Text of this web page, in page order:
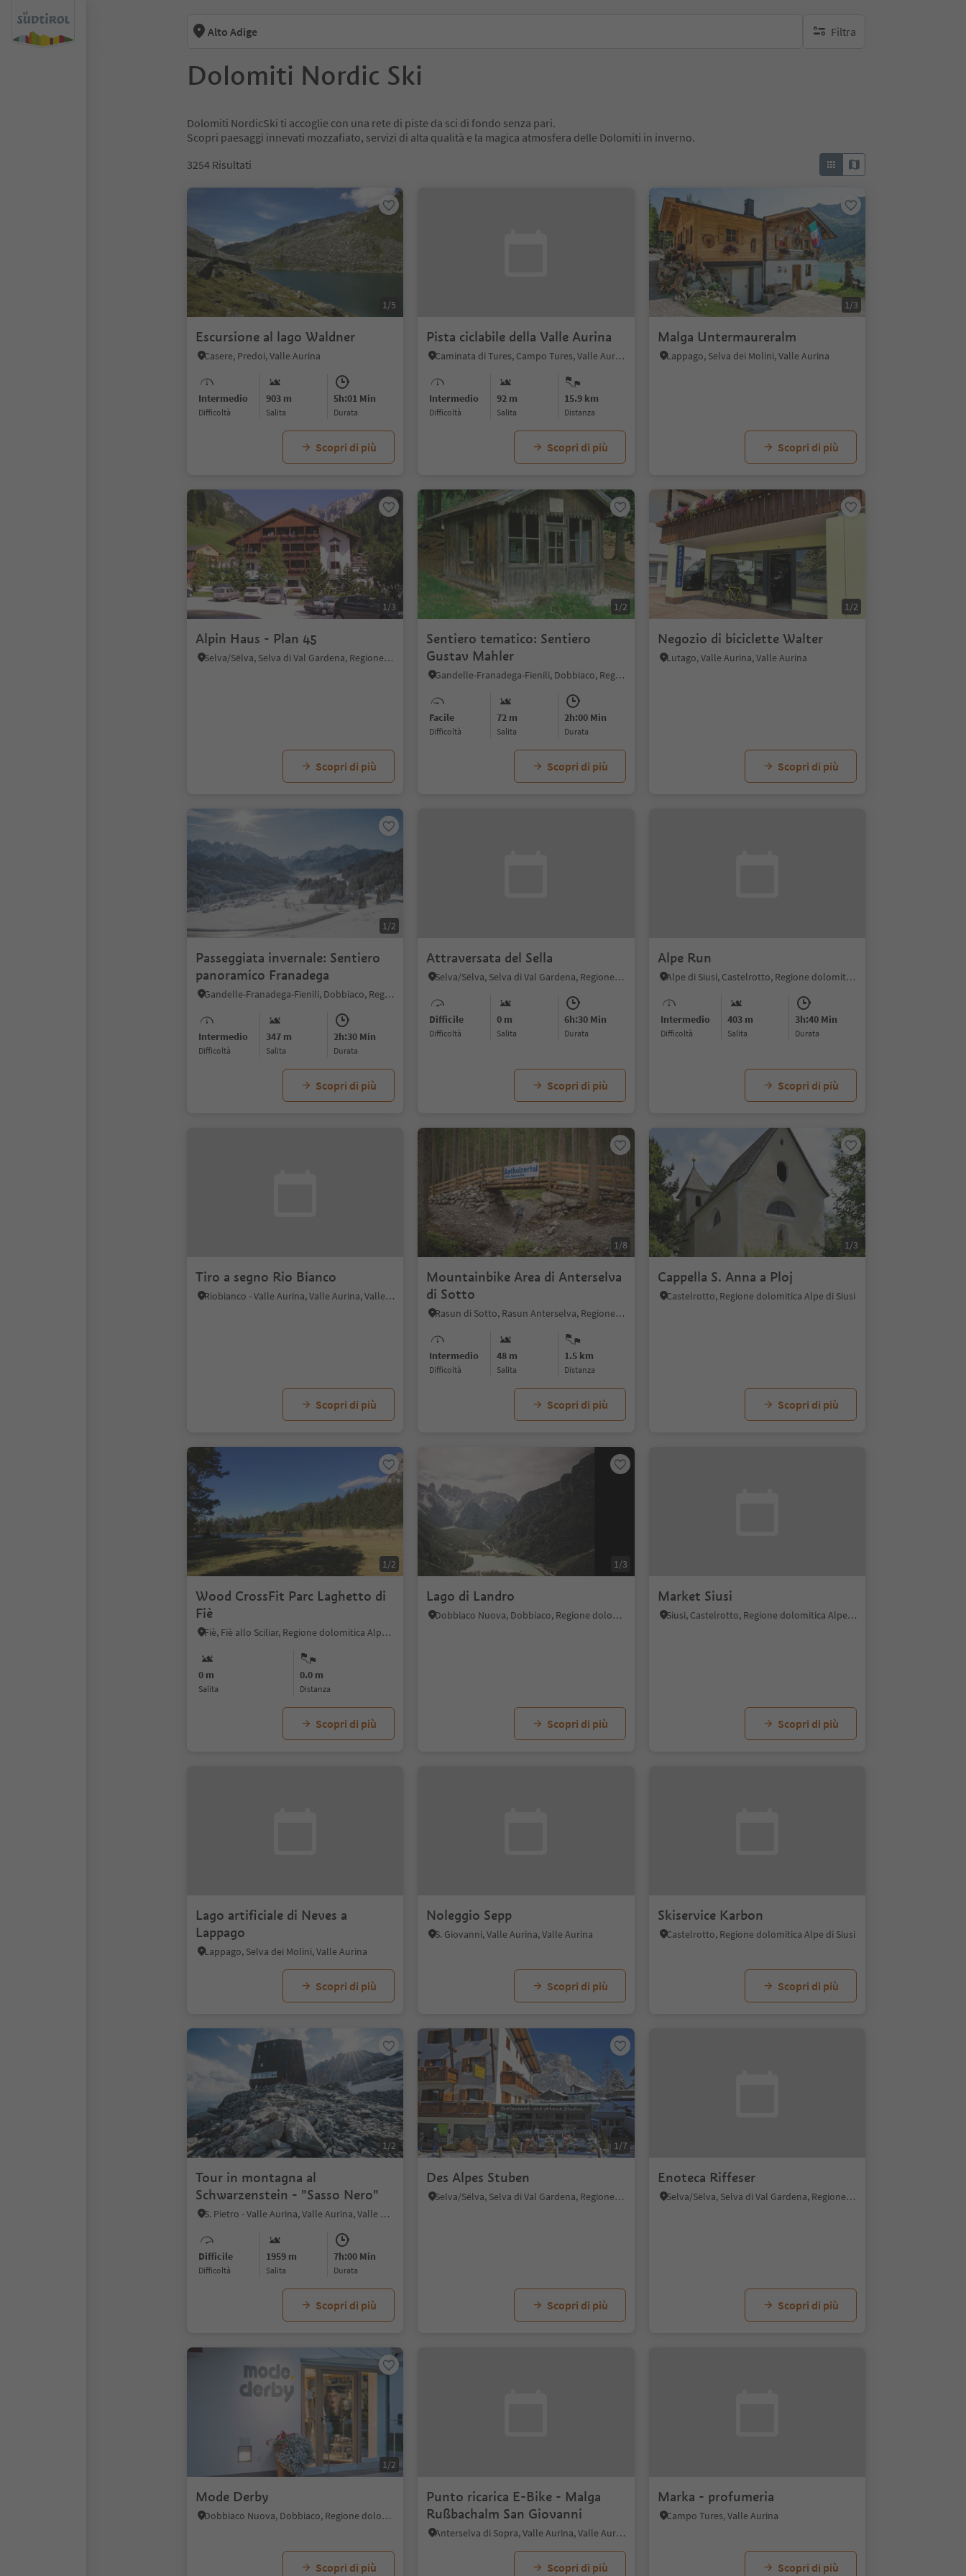
Alto Adige Filtra
nessun filtro attivo
Dolomiti Nordic Ski
Dolomiti NordicSki ti accoglie con una rete di piste da sci di fondo senza pari.
Scopri paesaggi innevati mozzafiato, servizi di alta qualità e la magica atmosfera delle Dolomiti in inverno.
3254 Risultati
1/5
Escursione al lago Waldner
Casere, Predoi, Valle Aurina
Intermedio
Difficoltà
903 m
Salita
5h:01 Min
durata
Scopri di più
Pista ciclabile della Valle Aurina
Caminata di Tures, Campo Tures, Valle Aurina
Intermedio
Difficoltà
92 m
Salita
15.9 km
distanza
Scopri di più
1/3
Malga Untermaureralm
Lappago, Selva dei Molini, Valle Aurina
Scopri di più
1/3
Alpin Haus - Plan 45
Selva/Sëlva, Selva di Val Gardena, Regione dolomitica Val Gardena
Scopri di più
1/2
Sentiero tematico: Sentiero
Gustav Mahler
Gandelle-Franadega-Fienili, Dobbiaco, Regione dolomitica 3 Cime
Facile
Difficoltà
72 m
Salita
2h:00 Min
durata
Scopri di più
1/2
Negozio di biciclette Walter
Lutago, Valle Aurina, Valle Aurina
Scopri di più
1/2
Passeggiata invernale: Sentiero
panoramico Franadega
Gandelle-Franadega-Fienili, Dobbiaco, Regione dolomitica 3 Cime
Intermedio
Difficoltà
347 m
Salita
2h:30 Min
durata
Scopri di più
Attraversata del Sella
Selva/Sëlva, Selva di Val Gardena, Regione dolomitica Val Gardena
Difficile
Difficoltà
0 m
Salita
6h:30 Min
durata
Scopri di più
Alpe Run
Alpe di Siusi, Castelrotto, Regione dolomitica Alpe di Siusi
Intermedio
Difficoltà
403 m
Salita
3h:40 Min
durata
Scopri di più
Tiro a segno Rio Bianco
Riobianco - Valle Aurina, Valle Aurina, Valle Aurina
Scopri di più
1/8
Mountainbike Area di Anterselva
di Sotto
Rasun di Sotto, Rasun Anterselva, Regione dolomitica Plan de Corones
Intermedio
Difficoltà
48 m
Salita
1.5 km
distanza
Scopri di più
1/3
Cappella S. Anna a Ploj
Castelrotto, Regione dolomitica Alpe di Siusi
Scopri di più
1/2
Wood CrossFit Parc Laghetto di
Fiè
Fiè, Fiè allo Sciliar, Regione dolomitica Alpe di Siusi
0 m
Salita
0.0 m
distanza
Scopri di più
1/3
Lago di Landro
Dobbiaco Nuova, Dobbiaco, Regione dolomitica 3 Cime
Scopri di più
Market Siusi
Siusi, Castelrotto, Regione dolomitica Alpe di Siusi
Scopri di più
Lago artificiale di Neves a
Lappago
Lappago, Selva dei Molini, Valle Aurina
Scopri di più
Noleggio Sepp
S. Giovanni, Valle Aurina, Valle Aurina
Scopri di più
Skiservice Karbon
Castelrotto, Regione dolomitica Alpe di Siusi
Scopri di più
1/2
Tour in montagna al
Schwarzenstein - "Sasso Nero"
S. Pietro - Valle Aurina, Valle Aurina, Valle Aurina
Difficile
Difficoltà
1959 m
Salita
7h:00 Min
durata
Scopri di più
1/7
Des Alpes Stuben
Selva/Sëlva, Selva di Val Gardena, Regione dolomitica Val Gardena
Scopri di più
Enoteca Riffeser
Selva/Sëlva, Selva di Val Gardena, Regione dolomitica Val Gardena
Scopri di più
1/2
Mode Derby
Dobbiaco Nuova, Dobbiaco, Regione dolomitica 3 Cime
Scopri di più
Punto ricarica E-Bike - Malga
Rußbachalm San Giovanni
Anterselva di Sopra, Valle Aurina, Valle Aurina
Scopri di più
Marka - profumeria
Campo Tures, Valle Aurina
Scopri di più